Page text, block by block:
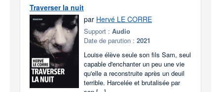
Traverser la nuit
par Hervé LE CORRE
Support : Audio
Date de parution : 2021
Louise élève seule son fils Sam, seul
capable d'enchanter un peu une vie
qu'elle a reconstruite après un deuil
terrible. Harcelée et brutalisée par